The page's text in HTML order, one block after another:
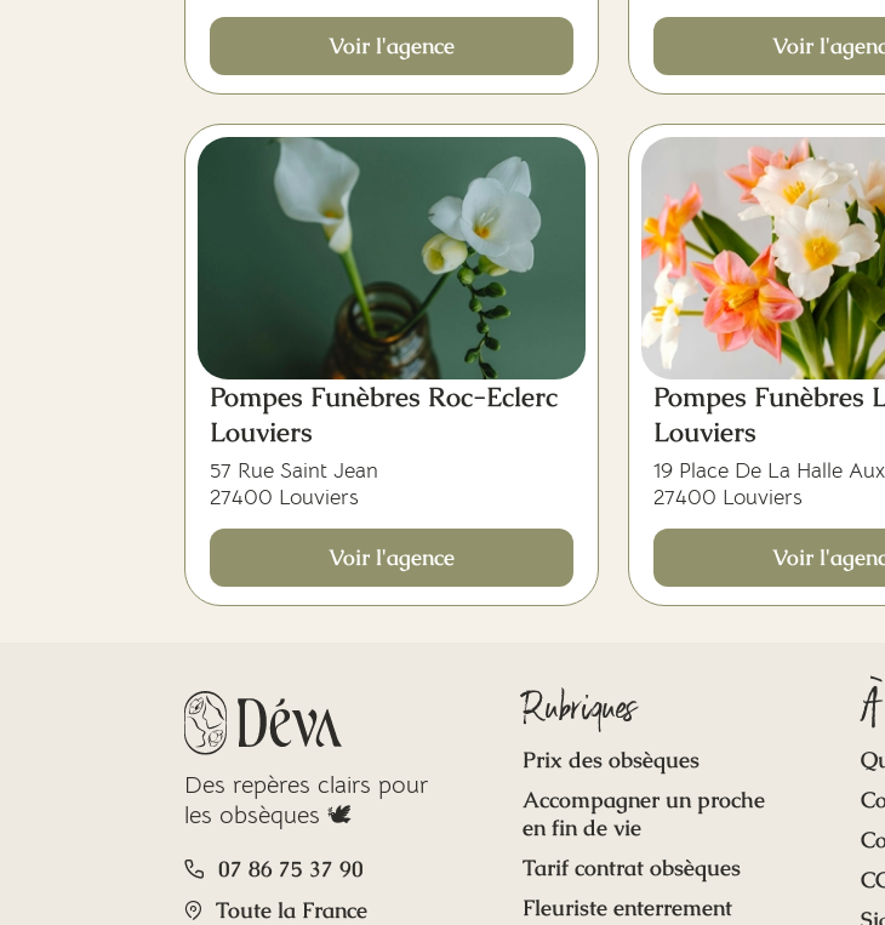
Voir l'agence Voir
Pompes Funèbres Roc-Eclerc
Louviers
57 Rue Saint Jean
27400 Louviers
Voir l'agence
Pompes Funèbres
Louviers
19 Place De La Halle
27400 Louviers
Voir
Des repères clairs pour
les obsèques 🕊️
07 86 75 37 90
Toute la France
Rubriques
Prix des obsèques
Accompagner un proche
en fin de vie
Tarif contrat obsèques
Fleuriste enterrement